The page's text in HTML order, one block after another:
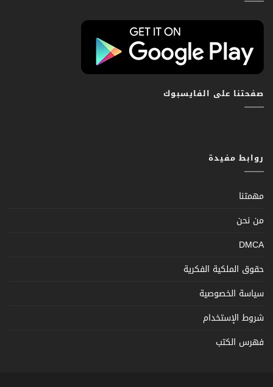
صفحتنا على الفايسبوك
روابط مفيدة
مهمتنا
من نحن
DMCA
حقوق الملكية الفكرية
سياسة الخصوصية
شروط الإستخدام
فهرس الكتب